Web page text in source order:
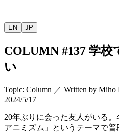
EN JP
COLUMN #137 学校
い
Topic: Column ／ Written by Miho
2024/5/17
20年ぶりに会った友人がいる
アニミズム」というテーマで